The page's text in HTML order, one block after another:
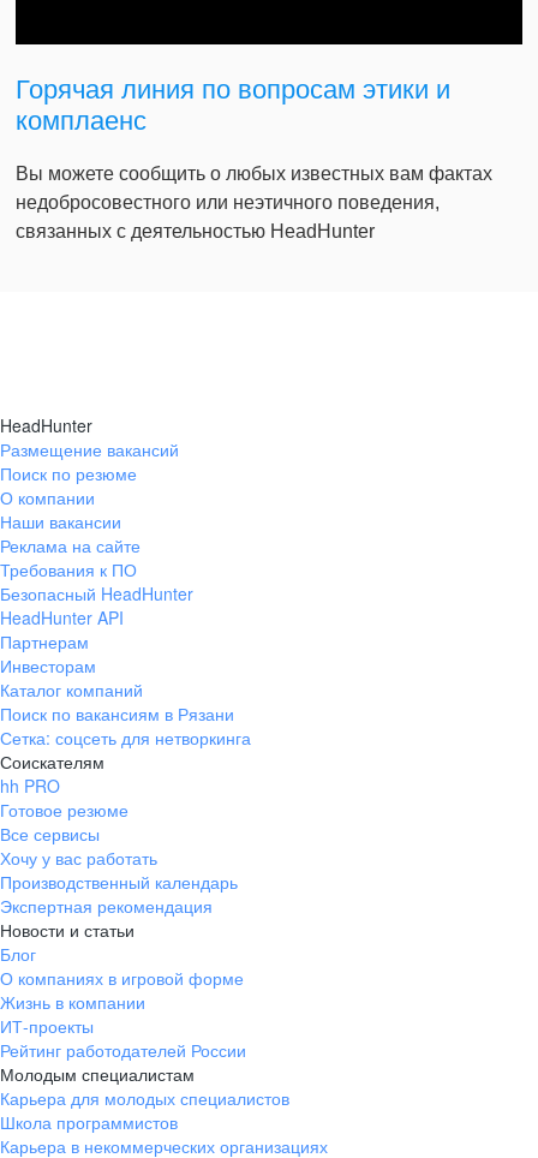
Горячая линия по вопросам этики и
комплаенс
Вы можете сообщить о любых известных вам фактах
недобросовестного или неэтичного поведения,
связанных с деятельностью HeadHunter
HeadHunter
Размещение вакансий
Поиск по резюме
О компании
Наши вакансии
Реклама на сайте
Требования к ПО
Безопасный HeadHunter
HeadHunter API
Партнерам
Инвесторам
Каталог компаний
Поиск по вакансиям в Рязани
Сетка: соцсеть для нетворкинга
Соискателям
hh PRO
Готовое резюме
Все сервисы
Хочу у вас работать
Производственный календарь
Экспертная рекомендация
Новости и статьи
Блог
О компаниях в игровой форме
Жизнь в компании
ИТ-проекты
Рейтинг работодателей России
Молодым специалистам
Карьера для молодых специалистов
Школа программистов
Карьера в некоммерческих организациях